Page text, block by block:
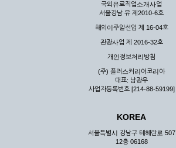
국외유료직업소개사업
서울강남 유 제2010-6호
해외이주알선업 제 16-04호
관광사업 제 2016-32호
개인정보처리방침
(주) 플러스커리어코리아
대표: 남광우
사업자등록번호 [214-88-59199]
KOREA
서울특별시 강남구 테헤란로 507
12층 06168